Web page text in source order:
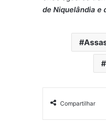
de Niquelândia e
Compartilhar